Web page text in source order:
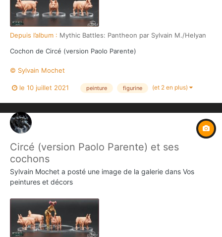
Depuis l’album : Mythic Battles: Pantheon par Sylvain M./Helyan
Cochon de Circé (version Paolo Parente)
© Sylvain Mochet
le 10 juillet 2021 peinture figurine (et 2 en plus)
Circé (version Paolo Parente) et ses
cochons
Sylvain Mochet a posté une image de la galerie dans Vos
peintures et décors